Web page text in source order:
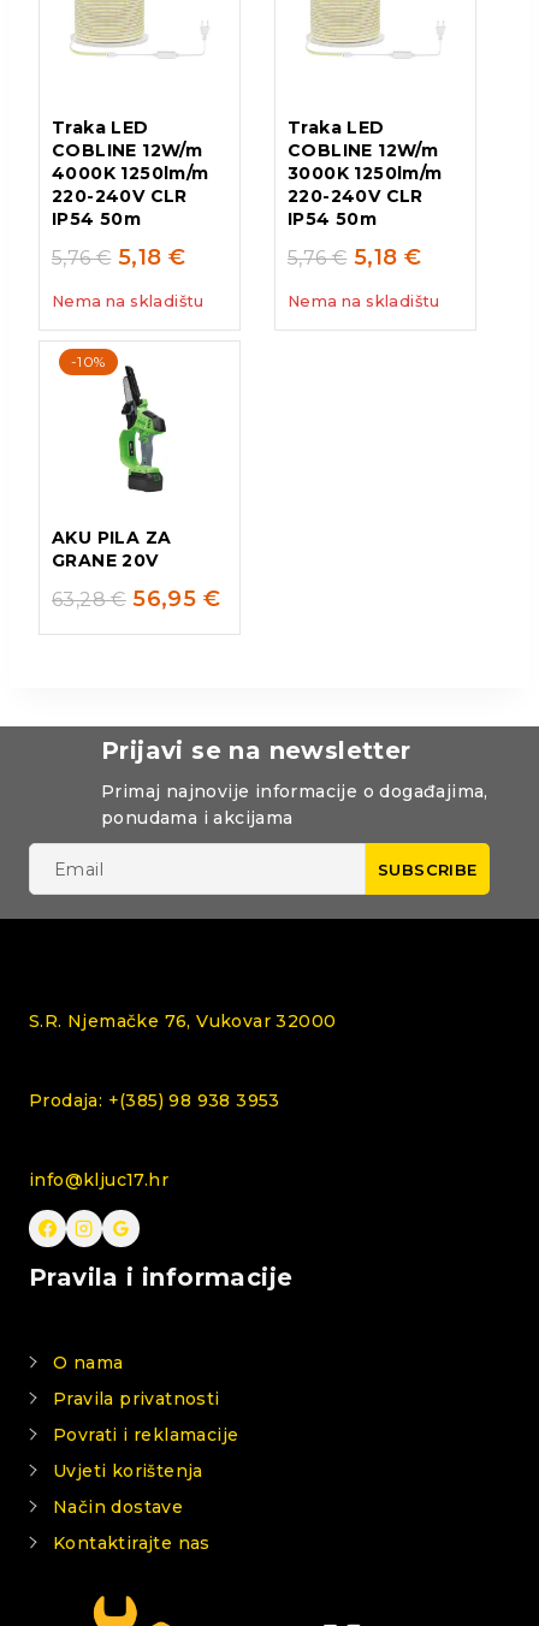
Traka LED
COBLINE 12W/m
4000K 1250lm/m
220-240V CLR
IP54 50m
5,76€ 5,18 €
Nema na skladištu
Traka LED
COBLINE 12W/m
3000K 1250lm/m
220-240V CLR
IP54 50m
5,76€ 5,18 €
Nema na skladištu
-10%
AKU PILA ZA
GRANE 20V
63,28€ 56,95 €
Prijavi se na newsletter
Primaj najnovije informacije o događajima,
ponudama i akcijama
S.R. Njemačke 76, Vukovar 32000
Prodaja: +(385) 98 938 3953
info@kljuc17.hr
Pravila i informacije
O nama
Pravila privatnosti
Povrati i reklamacije
Uvjeti korištenja
Način dostave
Kontaktirajte nas